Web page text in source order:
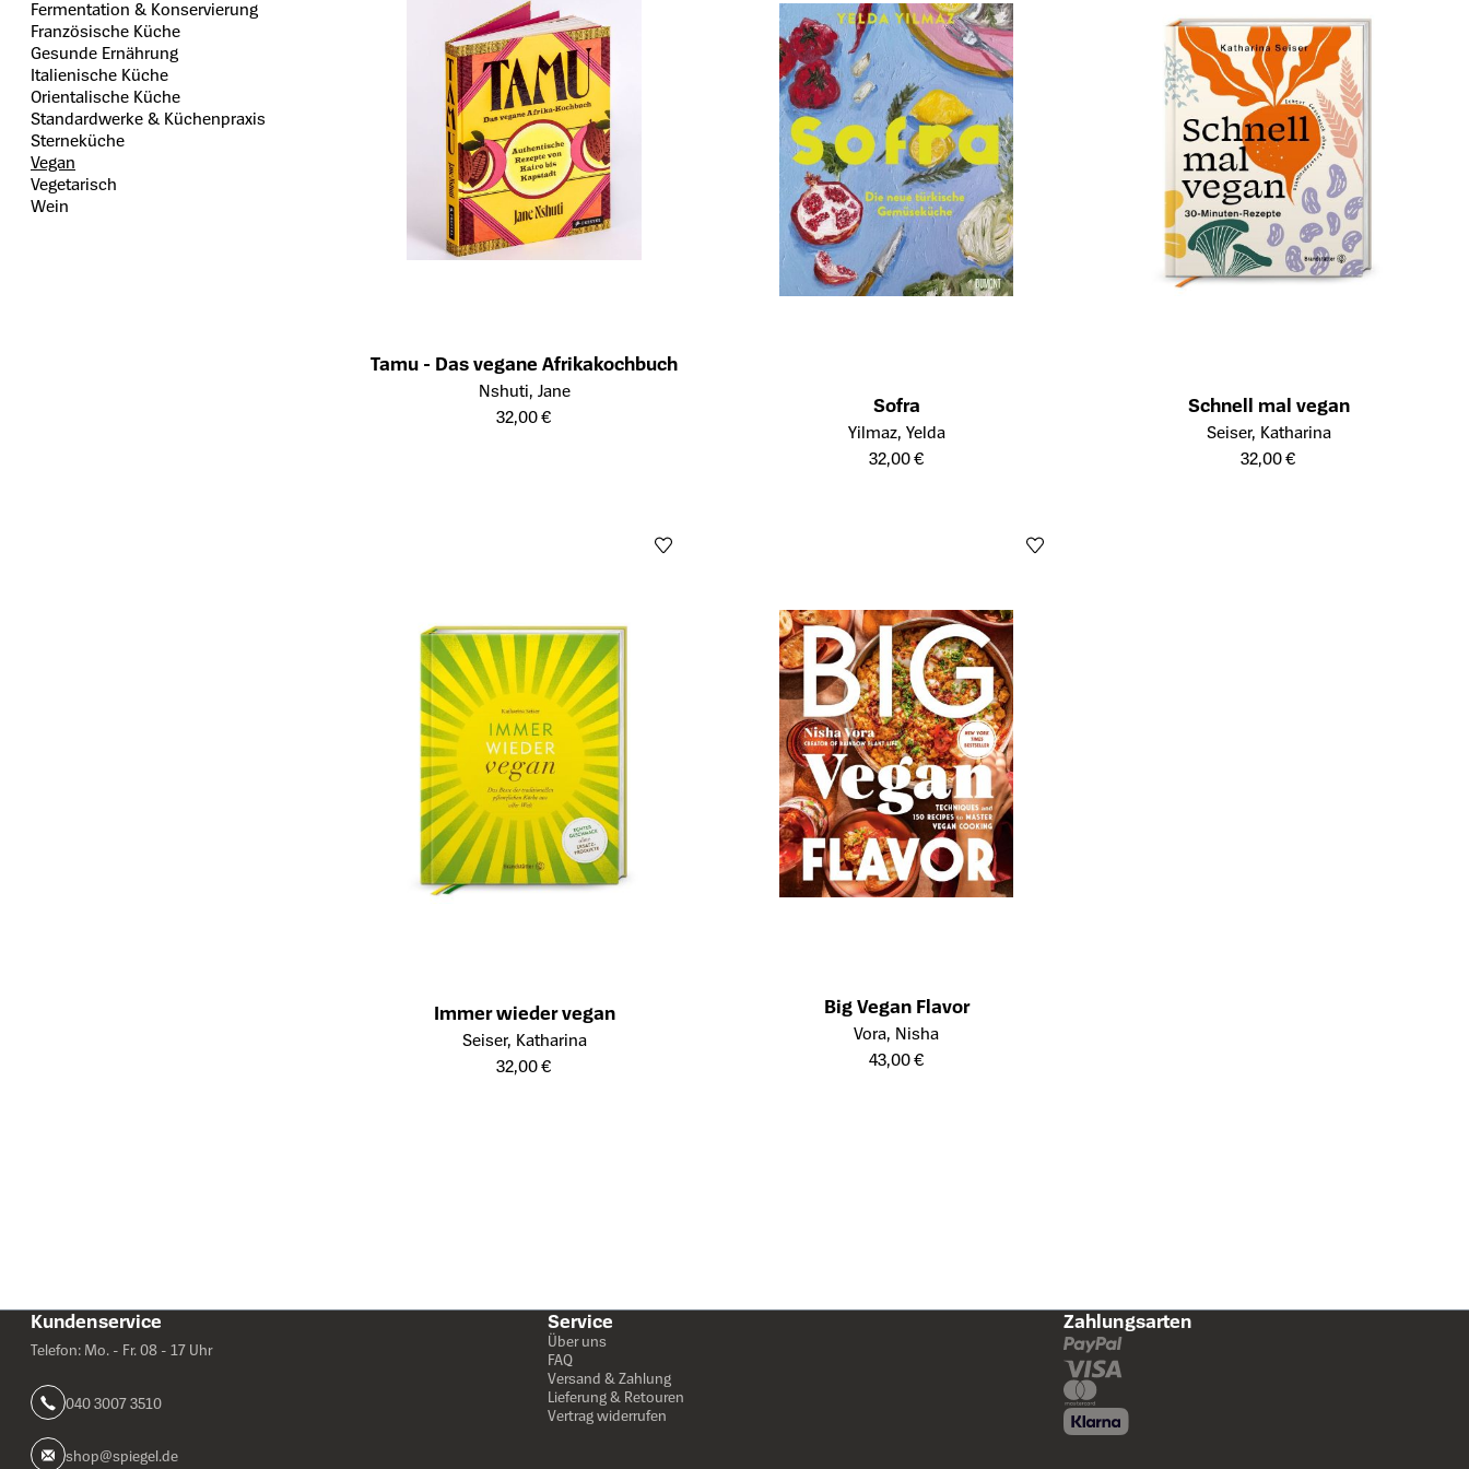
Fermentation & Konservierung
Französische Küche
Gesunde Ernährung
Italienische Küche
Orientalische Küche
Standardwerke & Küchenpraxis
Sterneküche
Vegan
Vegetarisch
Wein
Tamu - Das vegane Afrikakochbuch
Öffnet die Detailseite des Produkts
Nshuti, Jane
32,00 €
Sofra
Öffnet die Detailseite des Produkts
Yilmaz, Yelda
32,00 €
Schnell mal vegan
Öffnet die Detailseite des Produkts
Seiser, Katharina
32,00 €
Immer wieder vegan
Öffnet die Detailseite des Produkts
Seiser, Katharina
32,00 €
Big Vegan Flavor
Öffnet die Detailseite des Produkts
Vora, Nisha
43,00 €
Kundenservice
Telefon: Mo. - Fr. 08 - 17 Uhr
040 3007 3510
shop@spiegel.de
Service
Über uns
FAQ
Versand & Zahlung
Lieferung & Retouren
Vertrag widerrufen
Zahlungsarten